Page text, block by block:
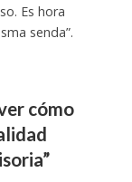
Es hora
senda”.
cómo